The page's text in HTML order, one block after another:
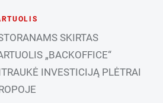
SKIRTAS
„BACKOFFICE“
INVESTICIJĄ PLĖTRAI